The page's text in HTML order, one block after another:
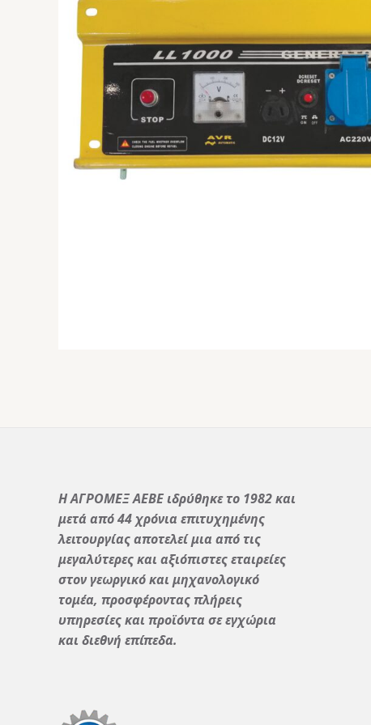
Η ΑΓΡΟΜΕΞ ΑΕΒΕ ιδρύθηκε το 1982 και
μετά από 44 χρόνια επιτυχημένης
λειτουργίας αποτελεί μια από τις
μεγαλύτερες και αξιόπιστες εταιρείες
στον γεωργικό και μηχανολογικό
τομέα, προσφέροντας πλήρεις
υπηρεσίες και προϊόντα σε εγχώρια
και διεθνή επίπεδα.